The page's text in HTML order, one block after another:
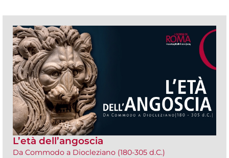
L’età dell’angoscia
Da Commodo a Diocleziano (180-305 d.C.)